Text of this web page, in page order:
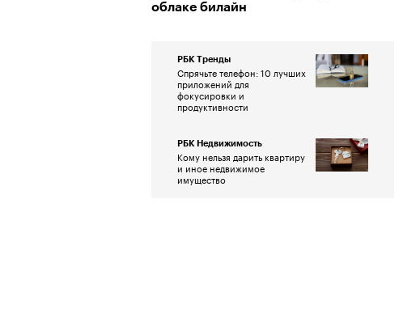
облаке билайн
РБК Тренды
Спрячьте телефон: 10 лучших
приложений для
фокусировки и
продуктивности
РБК Недвижимость
Кому нельзя дарить квартиру
и иное недвижимое
имущество